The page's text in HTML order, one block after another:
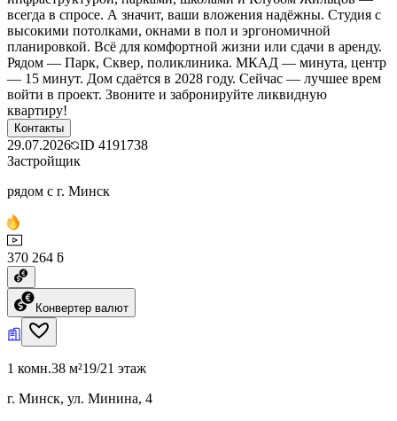
всегда в спросе. А значит, ваши вложения надёжны. Студия с
высокими потолками, окнами в пол и эргономичной
планировкой. Всё для комфортной жизни или сдачи в аренду.
Рядом — Парк, Сквер, поликлиника. МКАД — минута, центр
— 15 минут. Дом сдаётся в 2028 году. Сейчас — лучшее врем
войти в проект. Звоните и забронируйте ликвидную
квартиру!
Контакты
29.07.2026 ID 4191738
Застройщик
рядом с г. Минск
370 264 ƃ
Конвертер валют
1 комн.38 м²19/21 этаж
г. Минск, ул. Минина, 4